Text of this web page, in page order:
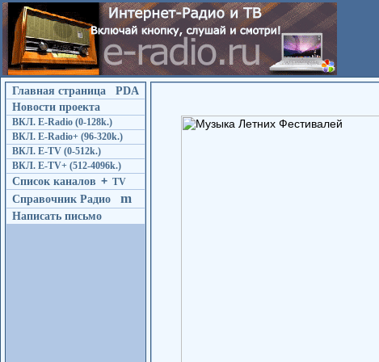
Главная страница
PDA
Новости проекта
ВКЛ. E-Radio (0-128k.)
ВКЛ. E-Radio+ (96-320k.)
ВКЛ. E-TV (0-512k.)
ВКЛ. E-TV+ (512-4096k.)
Список каналов + TV
Справочник Радио m
Написать письмо